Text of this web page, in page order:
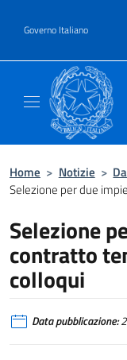
Governo Italiano
Home > Notizie >
Selezione per due
Selezione
contratto
colloqui
Data pubblicazione: